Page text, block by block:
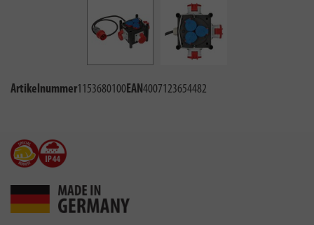
Artikelnummer1153680100EAN4007123654482